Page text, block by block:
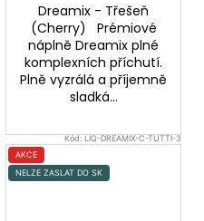
Dreamix - Třešeň
(Cherry) Prémiové
náplně Dreamix plné
komplexních příchutí.
Plně vyzrálá a příjemně
sladká...
Kód:LIQ-DREAMIX-C-TUTTI-3
AKCE
NELZE ZASLAT DO SK